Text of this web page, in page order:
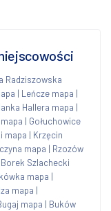
Radziszowska
| Leńcze mapa |
Hallera mapa |
| Gołuchowice
mapa | Krzęcin
mapa | Rzozów
Borek Szlachecki
mapa |
mapa |
mapa | Buków